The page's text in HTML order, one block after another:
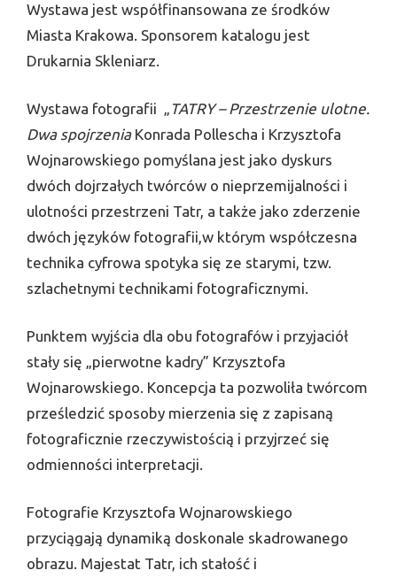
Wystawa jest współfinansowana ze środków
Miasta Krakowa. Sponsorem katalogu jest
Drukarnia Skleniarz.
Wystawa fotografii „ TATRY – Przestrzenie ulotne.
Dwa spojrzenia Konrada Pollescha i Krzysztofa
Wojnarowskiego pomyślana jest jako dyskurs
dwóch dojrzałych twórców o nieprzemijalności i
ulotności przestrzeni Tatr, a także jako zderzenie
dwóch języków fotografii,w którym współczesna
technika cyfrowa spotyka się ze starymi, tzw.
szlachetnymi technikami fotograficznymi.
Punktem wyjścia dla obu fotografów i przyjaciół
stały się „pierwotne kadry” Krzysztofa
Wojnarowskiego. Koncepcja ta pozwoliła twórcom
prześledzić sposoby mierzenia się z zapisaną
fotograficznie rzeczywistością i przyjrzeć się
odmienności interpretacji.
Fotografie Krzysztofa Wojnarowskiego
przyciągają dynamiką doskonale skadrowanego
obrazu. Majestat Tatr, ich stałość i